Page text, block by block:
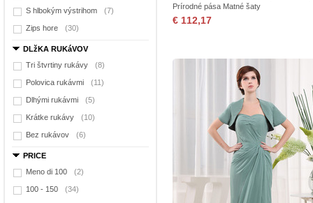
S hlbokým výstrihom (7)
Zips hore (30)
DLžKA RUKáVOV
Tri štvrtiny rukávy
(8)
Polovica rukávmi (11)
Dlhými rukávmi (5)
Krátke rukávy (10)
Bez rukávov (6)
PRICE
Meno di 100
(2)
100 - 150 (34)
Prírodné pása Matné šaty
€ 112,17